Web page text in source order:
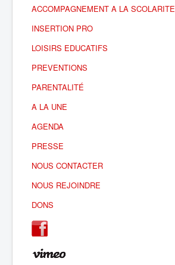
ACCOMPAGNEMENT A LA SCOLARITE
INSERTION PRO
LOISIRS EDUCATIFS
PREVENTIONS
PARENTALITÉ
A LA UNE
AGENDA
PRESSE
NOUS CONTACTER
NOUS REJOINDRE
DONS